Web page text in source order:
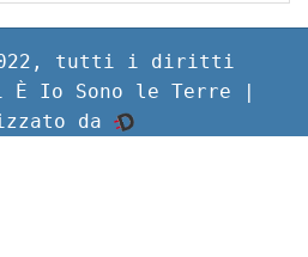
tutti i diritti
Io Sono le Terre |
da